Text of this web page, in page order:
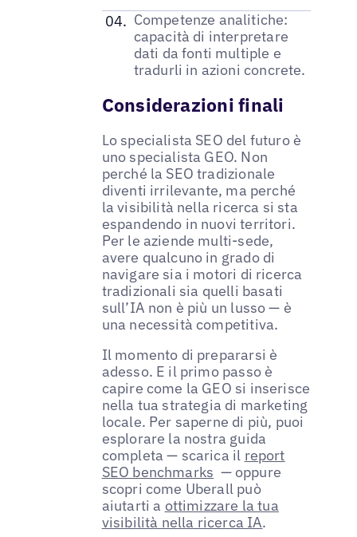
Competenze analitiche:
capacità di interpretare
dati da fonti multiple e
tradurli in azioni concrete.
Considerazioni finali
Lo specialista SEO del futuro è
uno specialista GEO. Non
perché la SEO tradizionale
diventi irrilevante, ma perché
la visibilità nella ricerca si sta
espandendo in nuovi territori.
Per le aziende multi-sede,
avere qualcuno in grado di
navigare sia i motori di ricerca
tradizionali sia quelli basati
sull’IA non è più un lusso — è
una necessità competitiva.
Il momento di prepararsi è
adesso. E il primo passo è
capire come la GEO si inserisce
nella tua strategia di marketing
locale. Per saperne di più, puoi
esplorare la nostra guida
completa — scarica il report
SEO benchmarks — oppure
scopri come Uberall può
aiutarti a ottimizzare la tua
visibilità nella ricerca IA.